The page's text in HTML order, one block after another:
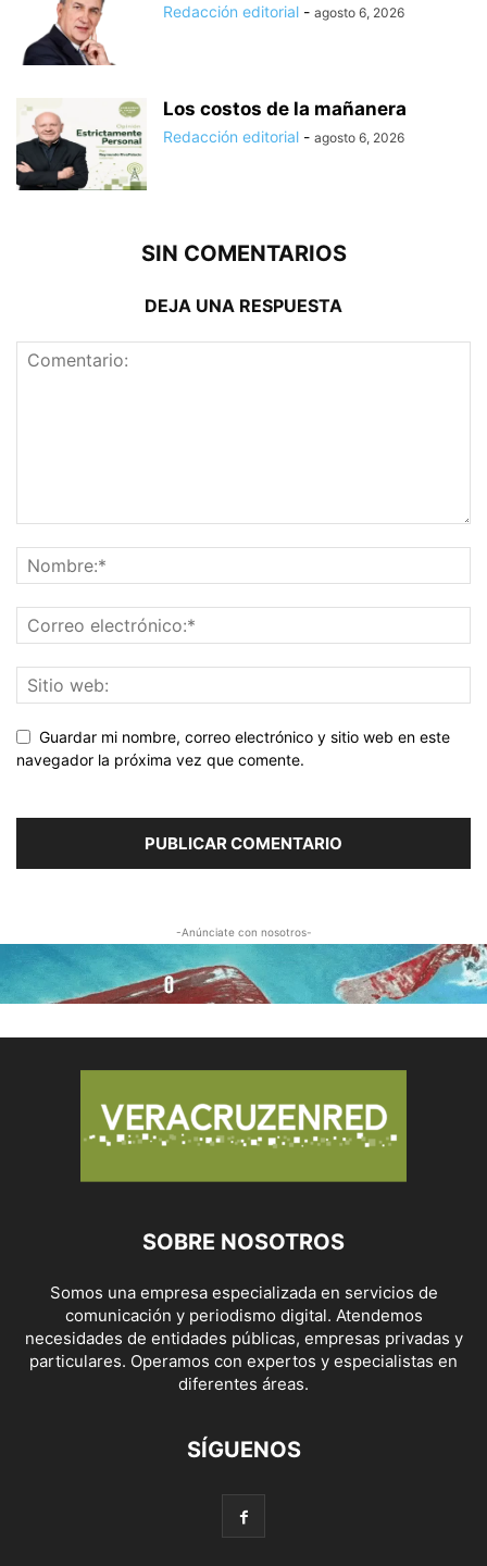
Redacción editorial - agosto 6, 2026
Los costos de la mañanera
Redacción editorial - agosto 6, 2026
SIN COMENTARIOS
DEJA UNA RESPUESTA
Guardar mi nombre, correo electrónico y sitio web en este
navegador la próxima vez que comente.
-Anúnciate con nosotros-
SOBRE NOSOTROS
Somos una empresa especializada en servicios de
comunicación y periodismo digital. Atendemos
necesidades de entidades públicas, empresas privadas y
particulares. Operamos con expertos y especialistas en
diferentes áreas.
SÍGUENOS